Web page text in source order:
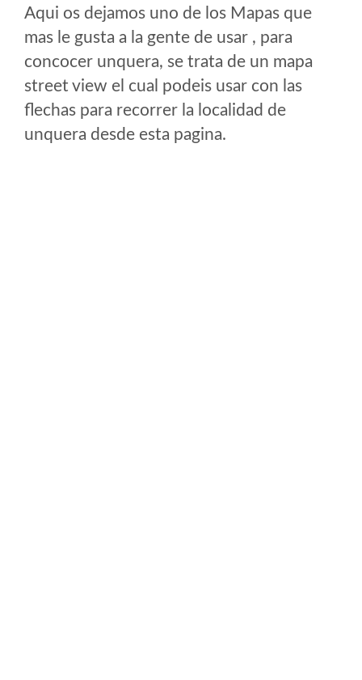
Aqui os dejamos uno de los Mapas que
mas le gusta a la gente de usar , para
concocer unquera, se trata de un mapa
street view el cual podeis usar con las
flechas para recorrer la localidad de
unquera desde esta pagina.